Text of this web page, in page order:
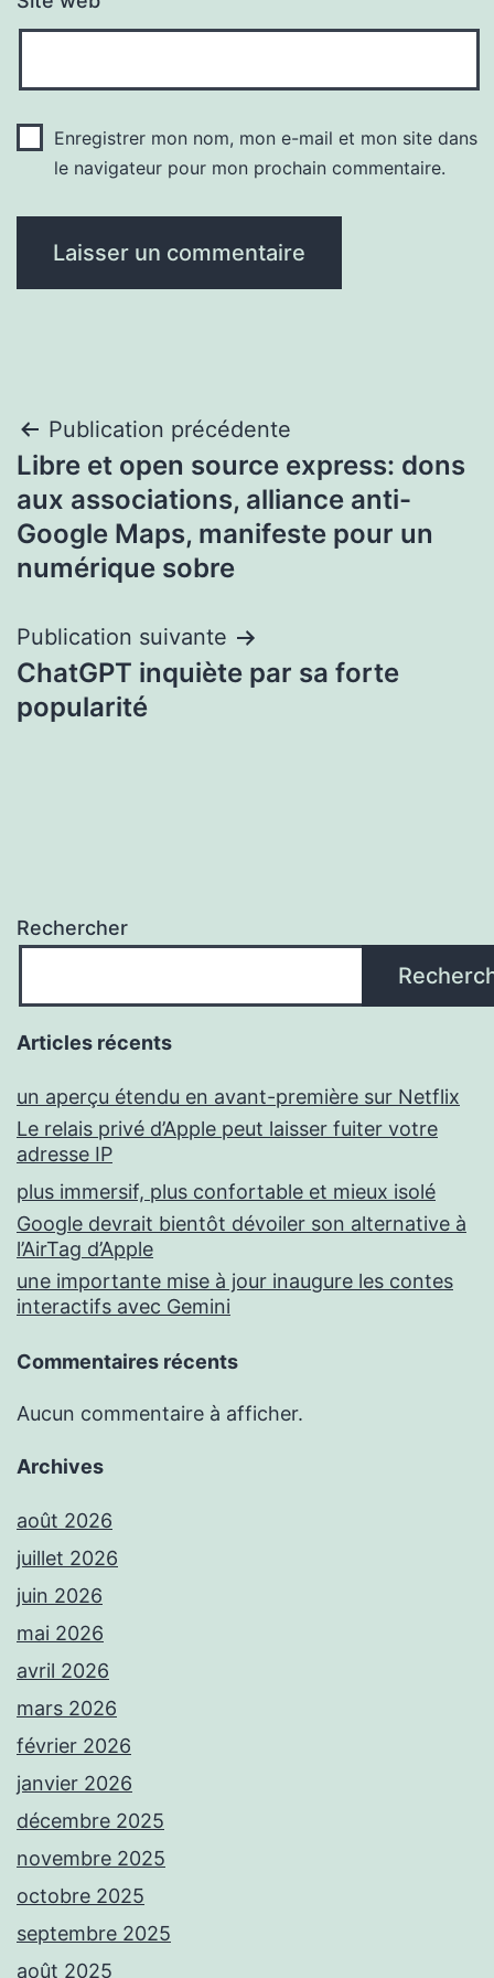
Enregistrer mon nom, mon e-mail et mon site dans
le navigateur pour mon prochain commentaire.
Navigation
de
l’article
Publication précédente
Libre et open source express: dons
aux associations, alliance anti-
Google Maps, manifeste pour un
numérique sobre
Publication suivante
ChatGPT inquiète par sa forte
popularité
Rechercher
Articles récents
un aperçu étendu en avant-première sur Netflix
Le relais privé d’Apple peut laisser fuiter votre
adresse IP
plus immersif, plus confortable et mieux isolé
Google devrait bientôt dévoiler son alternative à
l’AirTag d’Apple
une importante mise à jour inaugure les contes
interactifs avec Gemini
Commentaires récents
Aucun commentaire à afficher.
Archives
août 2026
juillet 2026
juin 2026
mai 2026
avril 2026
mars 2026
février 2026
janvier 2026
décembre 2025
novembre 2025
octobre 2025
septembre 2025
août 2025